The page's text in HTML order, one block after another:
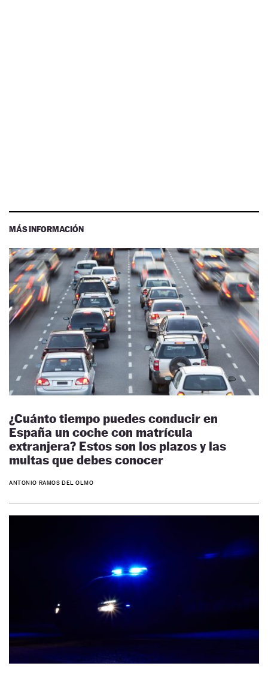
MÁS INFORMACIÓN
¿Cuánto tiempo puedes conducir en
España un coche con matrícula
extranjera? Estos son los plazos y las
multas que debes conocer
ANTONIO RAMOS DEL OLMO